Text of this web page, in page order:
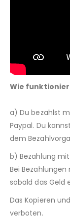
Wie
a) Du bezahlst
Paypal. Du
dem
b) Bezahlung mit
Bei
sobald das Geld
Das Kopieren
verboten.